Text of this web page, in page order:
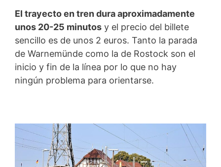
El trayecto en tren dura aproximadamente
unos 20-25 minutos y el precio del billete
sencillo es de unos 2 euros. Tanto la parada
de Warnemünde como la de Rostock son el
inicio y fin de la línea por lo que no hay
ningún problema para orientarse.